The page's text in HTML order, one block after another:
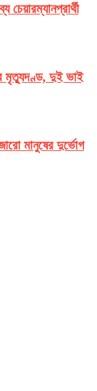
চেয়ারম্যানপ্রার্থী
মৃত্যুদণ্ড, দুই ভাই
মানুষের দুর্ভোগ